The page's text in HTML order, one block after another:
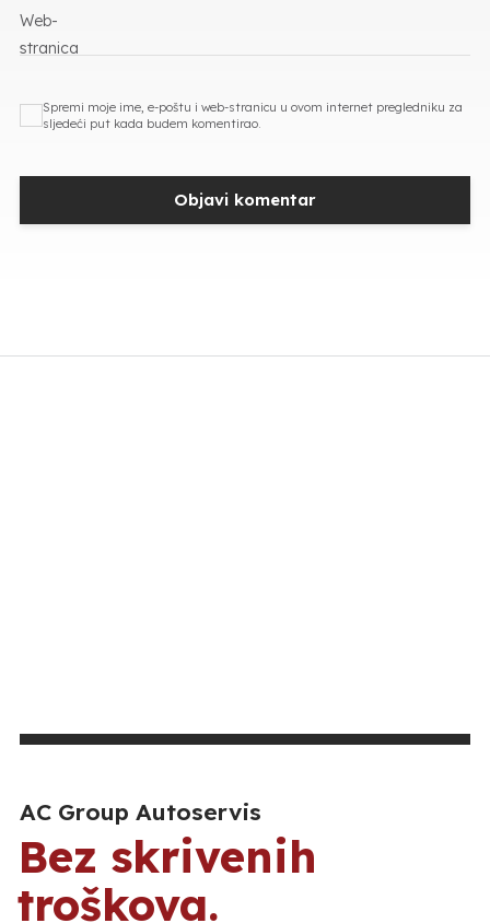
Web-
stranica
Spremi moje ime, e-poštu i web-stranicu u ovom internet pregledniku za
sljedeći put kada budem komentirao.
AC Group Autoservis
Bez skrivenih
troškova.